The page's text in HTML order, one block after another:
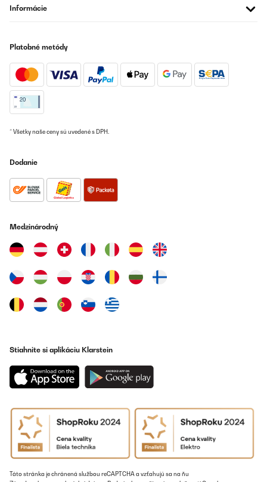
Informácie
Platobné metódy
* Všetky naše ceny sú uvedené s DPH.
Dodanie
Medzinárodný
Stiahnite si aplikáciu Klarstein
Táto stránka je chránená službou reCAPTCHA a vzťahujú sa na ňu